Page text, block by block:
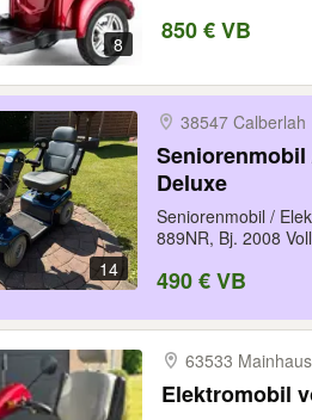
8 850 € VB
14
38547 Calberlah
Deluxe
Seniorenmobil /
889NR, Bj. 2008
490 € VB
63533
Elektromobil